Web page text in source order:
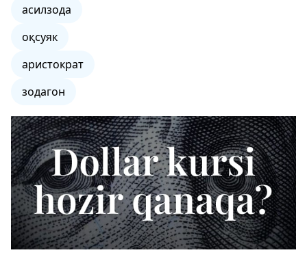
асилзода
оқсуяк
аристократ
зодагон